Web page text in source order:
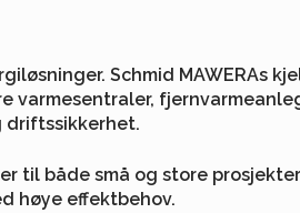
Schmid MAWERAs
varmesentraler,
driftssikkerhet.
til både små og store
høye effektbehov.